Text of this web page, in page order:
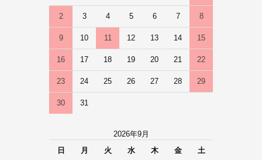
2 3 4 5 6 7 8
9 10 11 12 13 14 15
16 17 18 19 20 21 22
23 24 25 26 27 28 29
30 31
2026年9月
日
月 火 水 木 金 土